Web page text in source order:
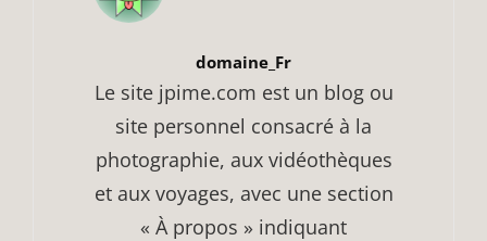
Author:
domaine_Fr
Le site jpime.com est un blog ou
site personnel consacré à la
photographie, aux vidéothèques
et aux voyages, avec une section
« À propos » indiquant